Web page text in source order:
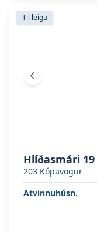
Skoða eignina
Til leigu
Skoða eignina
Fyrri mynd
Hlíðasmári 19
203 Kópavogur
Atvinnuhúsn.